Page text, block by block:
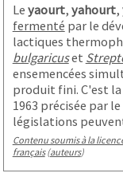
Le yaourt, yahourt,
fermenté par le
lactiques
bulgaricuset
ensemencées
produit fini. C'est
1963 précisée par
législations
Contenu soumis à la
français(auteurs)